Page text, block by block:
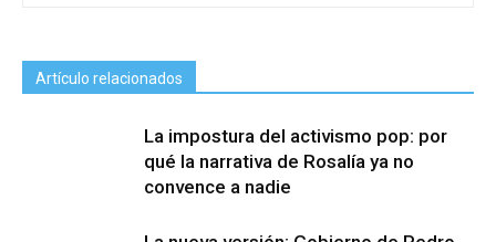
Artículo relacionados
La impostura del activismo pop: por
qué la narrativa de Rosalía ya no
convence a nadie